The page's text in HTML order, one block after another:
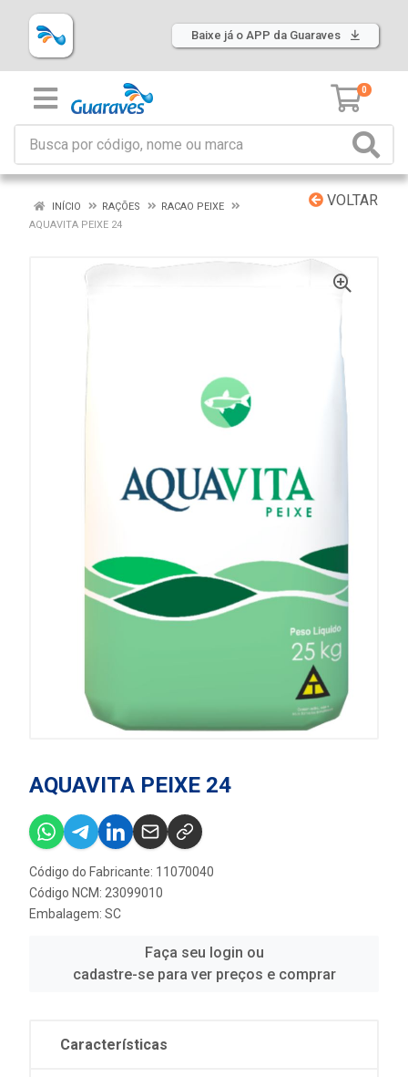
Baixe já o APP da Guaraves
0
VOLTAR
INÍCIO RAÇÕES
RACAO PEIXE
AQUAVITA PEIXE 24
AQUAVITA PEIXE 24
Código do Fabricante: 11070040
Código NCM: 23099010
Embalagem: SC
Faça seu login ou
cadastre-se para ver preços e comprar
Características